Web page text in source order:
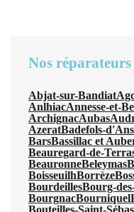
Nos
Abjat-sur-Bandiat
AnlhiacAnnesse-et-
ArchignacAubas
AzeratBadefols-d'Ans
BarsBassillac et
Beauregard-de-
BeauronneBeleymas
BoisseuilhBorrèze
BourdeillesBourg-
BourgnacBourniquel
Bouteilles-Saint-